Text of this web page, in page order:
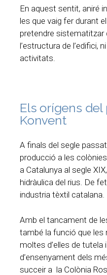
En aquest sentit, aniré
les que vaig fer durant
pretendre sistematitzar
l’estructura de l’edifici,
activitats.
Els orígens
Konvent
A finals del segle
producció a les
a Catalunya al segle
hidràulica del rius. De
industria tèxtil catalana.
Amb el tancament de
també la funció que les
moltes d’elles de tutela
d’ensenyament dels
succeir a la Colònia